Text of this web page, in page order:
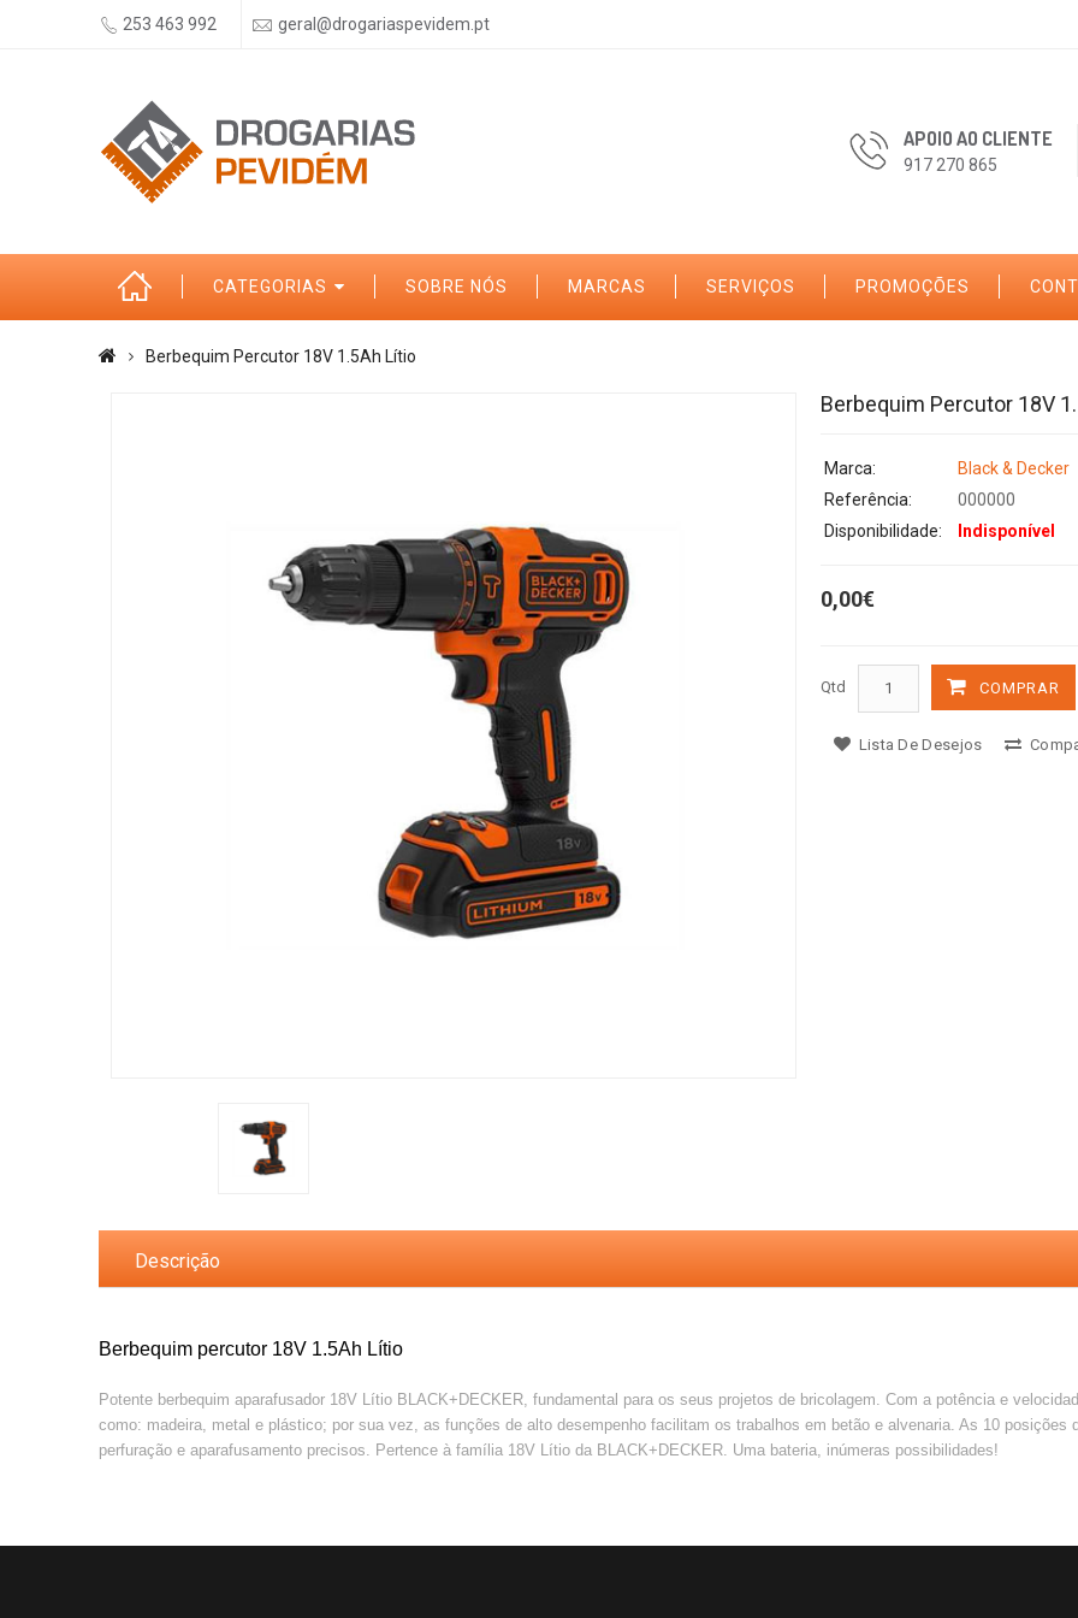
253 463 992 geral@drogariaspevidem.pt
APOIO AO CLIENTE
917 270 865
CATEGORIAS SOBRE NÓS MARCAS SERVIÇOS PROMOÇÕES
Berbequim Percutor 18V 1.5Ah Lítio
Berbequim Percutor 18V
Marca:
Black & Decker
Referência:
000000
Disponibilidade:
Indisponível
0,00€
Qtd COMPRAR
Lista De Desejos
Descrição
Berbequim percutor 18V 1.5Ah Lítio
Potente berbequim aparafusador 18V Lítio BLACK+DECKER, fundamental para os seus projetos de bricolagem. Com a potência e
como: madeira, metal e plástico; por sua vez, as funções de alto desempenho facilitam os trabalhos em betão e alvenaria. As 10 posições
perfuração e aparafusamento precisos. Pertence à família 18V Lítio da BLACK+DECKER. Uma bateria, inúmeras possibilidades!